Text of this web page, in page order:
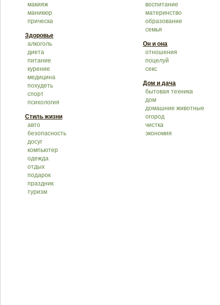
макияж
маникюр
прическа
Здоровье
алкоголь
диета
питание
курение
медицина
похудеть
спорт
психология
Стиль жизни
авто
безопасность
досуг
компьютер
одежда
отдых
подарок
праздник
туризм
воспитание
материнство
образование
семья
Он и она
отношения
поцелуй
секс
Дом и дача
бытовая техника
дом
домашние животные
огород
чистка
экономия